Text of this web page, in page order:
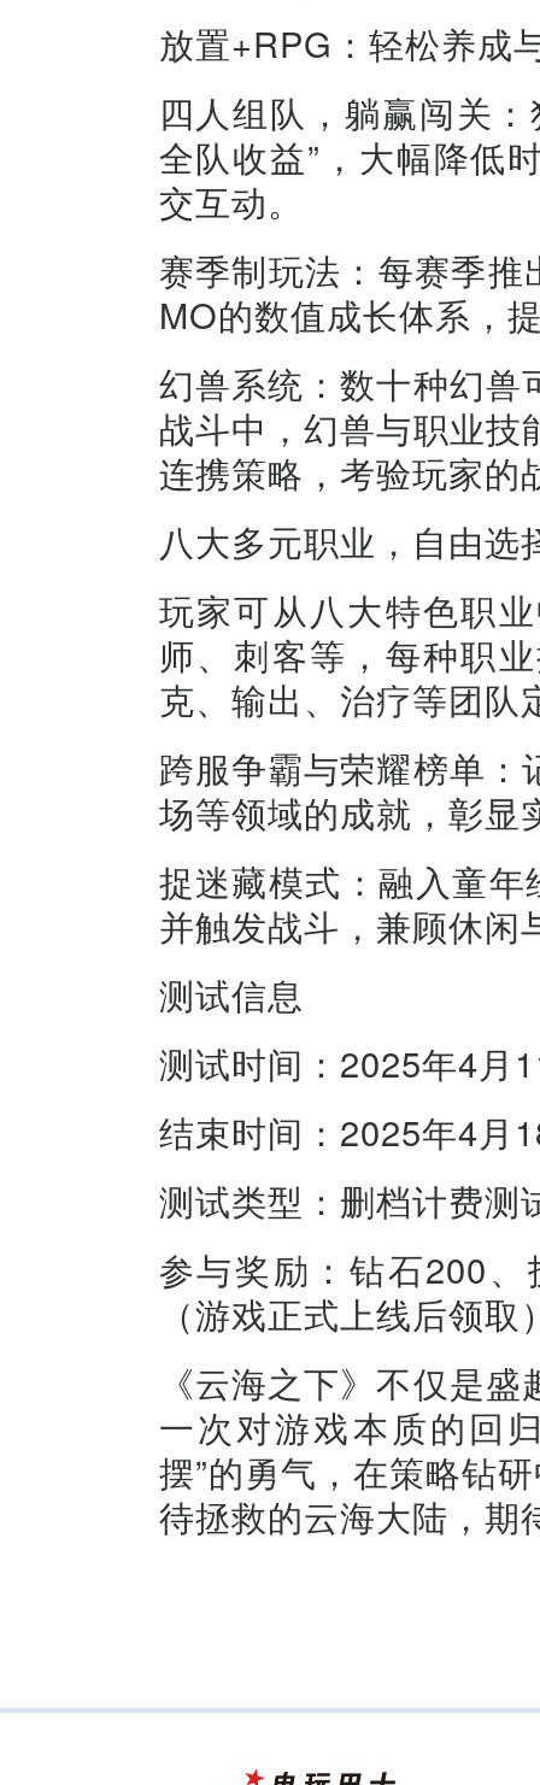
放置+RPG：轻松养成
四人组队，躺赢闯关
全队收益”，大幅降低
交互动。
赛季制玩法：每赛季
MO的数值成长体系，
幻兽系统：数十种幻
战斗中，幻兽与职业
连携策略，考验玩家的
八大多元职业，自由选
玩家可从八大特色职
师、刺客等，每种职
克、输出、治疗等团队
跨服争霸与荣耀榜单
场等领域的成就，彰显
捉迷藏模式：融入童年
并触发战斗，兼顾休闲
测试信息
测试时间：2025年4月
结束时间：2025年4月
测试类型：删档计费测
参与奖励：钻石200
（游戏正式上线后领取
《云海之下》不仅是
一次对游戏本质的回
摆”的勇气，在策略钻
待拯救的云海大陆，期